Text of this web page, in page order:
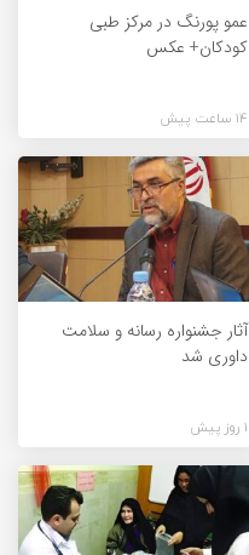
عمو پورنگ در مرکز طبی
کودکان+ عکس
14 ساعت پیش
آثار جشنواره رسانه و سلامت
داوری شد
1 روز پیش